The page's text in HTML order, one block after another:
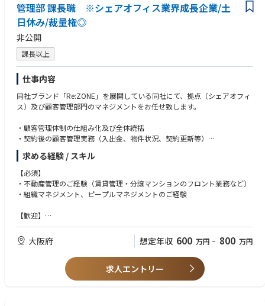
管理部 課長職 ※シェアオフィス業界成長企業/土
日休み/裁量権◎
非公開
課長以上
仕事内容
同社ブランド「Re:ZONE」を展開している同社にて、拠点（シェアオフィ
ス）及び顧客管理部門のマネジメントをお任せ致します。
・顧客管理体制の仕組み化及び全体統括
・契約後の顧客管理実務（入出金、物件状況、契約更新等）
・複数拠点の全体管理（収益、物件、顧客）
・メンバーマネジメント、業務割り振り、経営会議の出席 等
★社長と一緒に会社を大きくし、地方創生や社会貢献等に尽力いただける
方を求めております。
求める経験 / スキル
【必須】
・不動産管理のご経験（賃貸管理・分譲マンションのフロント業務など）
・組織マネジメント、ピープルマネジメントのご経験
【歓迎】
・シェアオフィス業界でのご経験
大阪府 想定年収 600 万円 ~ 800 万円
求人エントリー